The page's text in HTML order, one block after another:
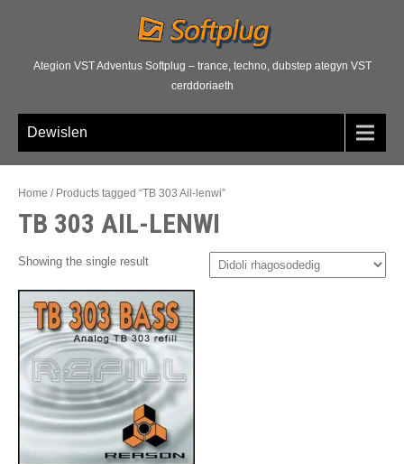
Ategion VST Adventus Softplug – trance, techno, dubstep ategyn VST
cerddoriaeth
Dewislen
Home / Products tagged “TB 303 Ail-lenwi”
TB 303 AIL-LENWI
Showing the single result